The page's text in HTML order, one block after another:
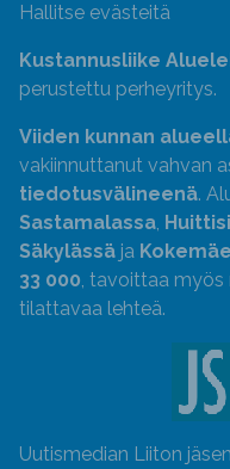
Hallitse evästeitä
Kustannusliike
perustettu perheyritys.
Viiden kunnan
vakiinnuttanut vahvan
tiedotusvälineenä.
Sastamalassa,
Säkylässä ja
33 000, tavoittaa myös
tilattavaa lehteä.
Uutismedian Liiton